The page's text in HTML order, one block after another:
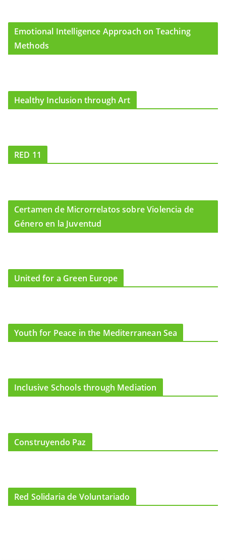
Emotional Intelligence Approach on Teaching
Methods
Healthy Inclusion through Art
RED 11
Certamen de Microrrelatos sobre Violencia de
Género en la Juventud
United for a Green Europe
Youth for Peace in the Mediterranean Sea
Inclusive Schools through Mediation
Construyendo Paz
Red Solidaria de Voluntariado